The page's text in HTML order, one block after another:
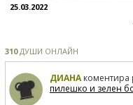
25.03.2022
310ДУШИ ОНЛАЙН
ДИАНАкоментира
пилешко и зелен